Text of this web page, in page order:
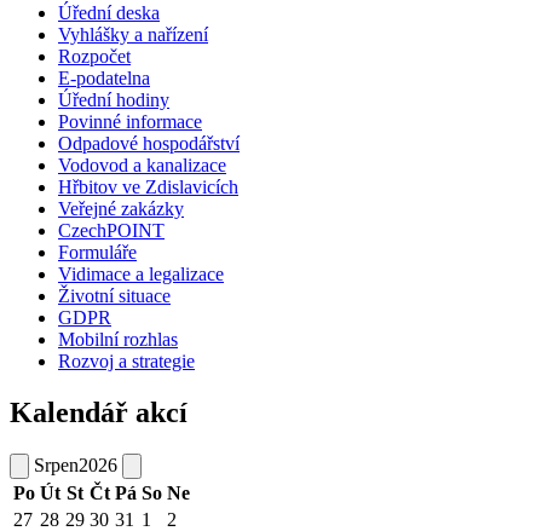
Úřední deska
Vyhlášky a nařízení
Rozpočet
E-podatelna
Úřední hodiny
Povinné informace
Odpadové hospodářství
Vodovod a kanalizace
Hřbitov ve Zdislavicích
Veřejné zakázky
CzechPOINT
Formuláře
Vidimace a legalizace
Životní situace
GDPR
Mobilní rozhlas
Rozvoj a strategie
Kalendář akcí
Srpen2026
Po Út St Čt Pá So Ne
27 28 29 30 31 1
2